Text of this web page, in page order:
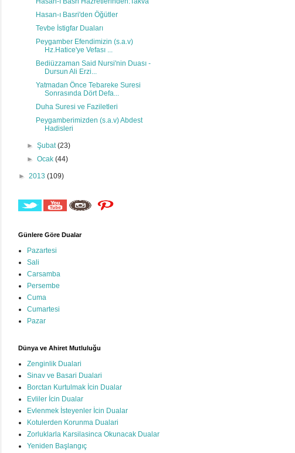
Hasan-ı Basri'den Öğütler
Tevbe İstigfar Duaları
Peygamber Efendimizin (s.a.v)
Hz.Hatice'ye Vefası ...
Bediüzzaman Said Nursi'nin Duası -
Dursun Ali Erzi...
Yatmadan Önce Tebareke Suresi
Sonrasında Dört Defa...
Duha Suresi ve Faziletleri
Peygamberimizden (s.a.v) Abdest
Hadisleri
►Şubat(23)
►Ocak(44)
► 2013 (109)
Günlere Göre Dualar
Pazartesi
Sali
Carsamba
Persembe
Cuma
Cumartesi
Pazar
Dünya ve Ahiret Mutluluğu
Zenginlik Dualari
Sinav ve Basari Dualari
Borctan Kurtulmak İcin Dualar
Evliler İcin Dualar
Evlenmek İsteyenler İcin Dualar
Kotulerden Korunma Dualari
Zorluklarla Karsilasinca Okunacak Dualar
Yeniden Başlangıç